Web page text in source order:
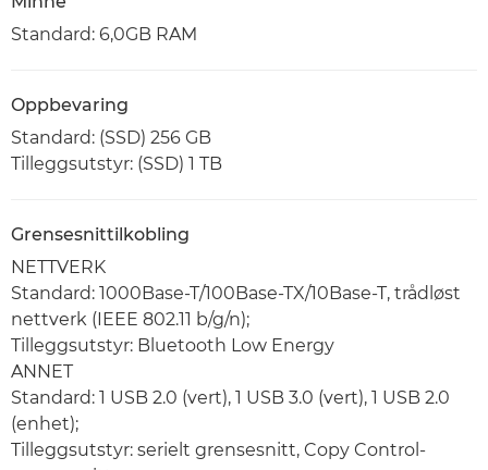
Standard: 6,0GB RAM
Oppbevaring
Standard: (SSD) 256 GB
Tilleggsutstyr: (SSD) 1 TB
Grensesnittilkobling
NETTVERK
Standard: 1000Base-T/100Base-TX/10Base-T, trådløst
nettverk (IEEE 802.11 b/g/n);
Tilleggsutstyr: Bluetooth Low Energy
ANNET
Standard: 1 USB 2.0 (vert), 1 USB 3.0 (vert), 1 USB 2.0
(enhet);
Tilleggsutstyr: serielt grensesnitt, Copy Control-